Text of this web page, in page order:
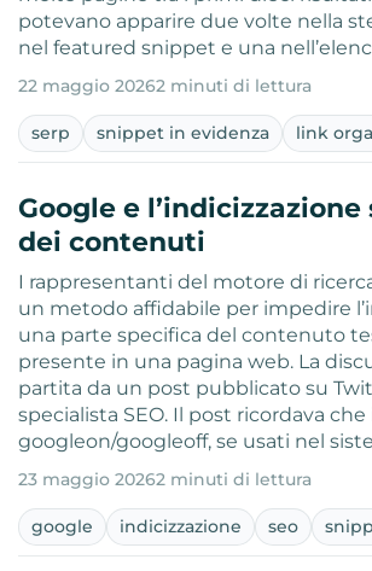
potevano apparire due volte nella
nel featured snippet e una
22 maggio 20262 minuti di lettura
serp snippet in evidenza link
Google e
dei contenuti
I rappresentanti del motore di
un metodo affidabile per impedire
una parte specifica del contenuto
presente in una pagina web. La
partita da un post pubblicato su
specialista SEO. Il post ricordava
googleon/googleoff, se usati nel
23 maggio 20262 minuti di lettura
google indicizzazione seo